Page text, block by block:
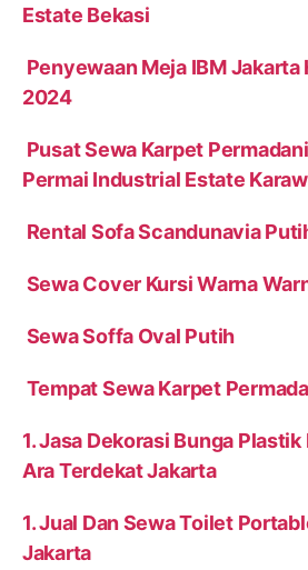
Estate Bekasi
Penyewaan Meja IBM Jakarta
2024
Pusat Sewa Karpet
Permai Industrial Estate
Rental Sofa Scandunavia
Sewa Cover Kursi Warna
Sewa Soffa Oval Putih
Tempat Sewa Karpet
1. Jasa Dekorasi Bunga
Ara Terdekat Jakarta
1. Jual Dan Sewa Toilet
Jakarta